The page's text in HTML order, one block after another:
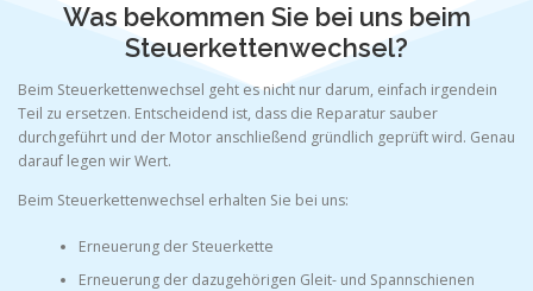
Was bekommen Sie bei uns beim
Steuerkettenwechsel?
Beim Steuerkettenwechsel geht es nicht nur darum, einfach irgendein
Teil zu ersetzen. Entscheidend ist, dass die Reparatur sauber
durchgeführt und der Motor anschließend gründlich geprüft wird. Genau
darauf legen wir Wert.
Beim Steuerkettenwechsel erhalten Sie bei uns:
Erneuerung der Steuerkette
Erneuerung der dazugehörigen Gleit- und Spannschienen